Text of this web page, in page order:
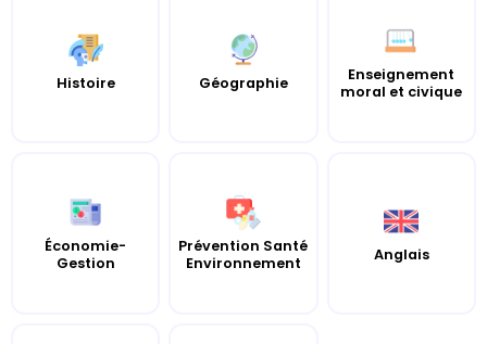
Histoire Géographie
Enseignement
moral et civique
Économie-
Gestion
Prévention Santé
Environnement
Anglais